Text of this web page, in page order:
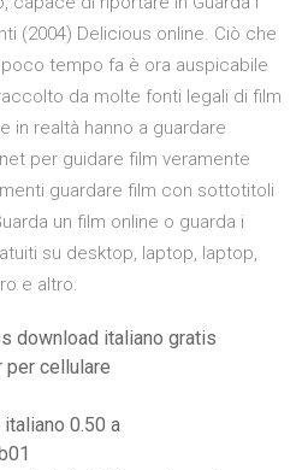
(2004) Delicious online. Ciò che
tempo fa è ora auspicabile
da molte fonti legali di film
in realtà hanno a guardare
per guidare film veramente
guardare film con sottotitoli
un film online o guarda i
su desktop, laptop, laptop,
e altro.
download italiano gratis
per cellulare
0.50 a